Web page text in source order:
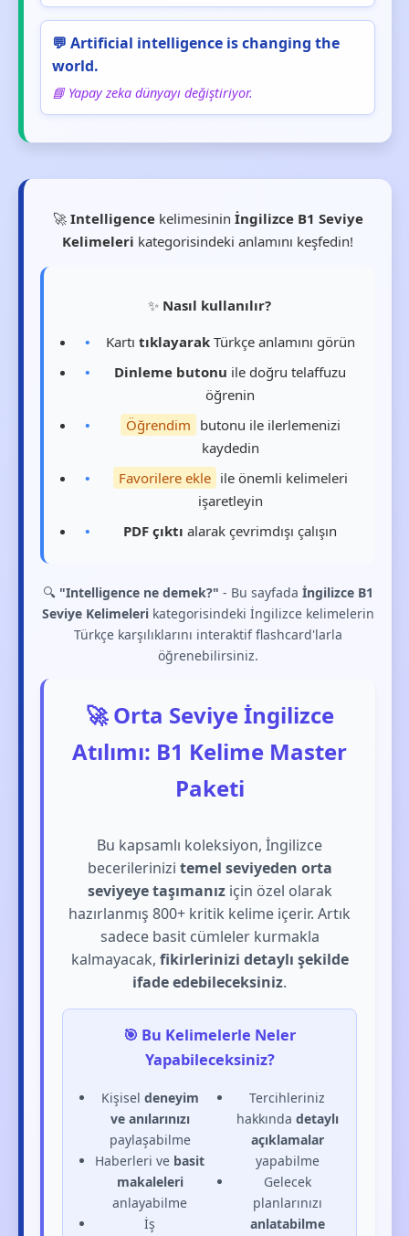
💬 Artificial intelligence is changing the
world.
📘 Yapay zeka dünyayı değiştiriyor.
🚀 Intelligencekelimesinin İngilizce B1 Seviye
Kelimeleri kategorisindeki anlamını keşfedin!
✨ Nasıl kullanılır?
Kartı tıklayarakTürkçe anlamını görün
Dinleme butonu ile doğru telaffuzu
öğrenin
Öğrendim butonu ile ilerlemenizi
kaydedin
Favorilere ekle ile önemli kelimeleri
işaretleyin
PDF çıktı alarak çevrimdışı çalışın
🔍 "Intelligence ne demek?" - Bu sayfada İngilizce B1
Seviye Kelimelerikategorisindeki İngilizce kelimelerin
Türkçe karşılıklarını interaktif flashcard'larla
öğrenebilirsiniz.
🚀 Orta Seviye İngilizce
Atılımı: B1 Kelime Master
Paketi
Bu kapsamlı koleksiyon, İngilizce
becerilerinizi temel seviyeden orta
seviyeye taşımanıziçin özel olarak
hazırlanmış 800+ kritik kelime içerir. Artık
sadece basit cümleler kurmakla
kalmayacak, fikirlerinizi detaylı şekilde
ifade edebileceksiniz.
🎯 Bu Kelimelerle Neler
Yapabileceksiniz?
Kişisel deneyim
ve anılarınızı
paylaşabilme
Haberleri ve basit
makaleleri
anlayabilme
İş
Tercihleriniz
hakkında detaylı
açıklamalar
yapabilme
Gelecek
planlarınızı
anlatabilme